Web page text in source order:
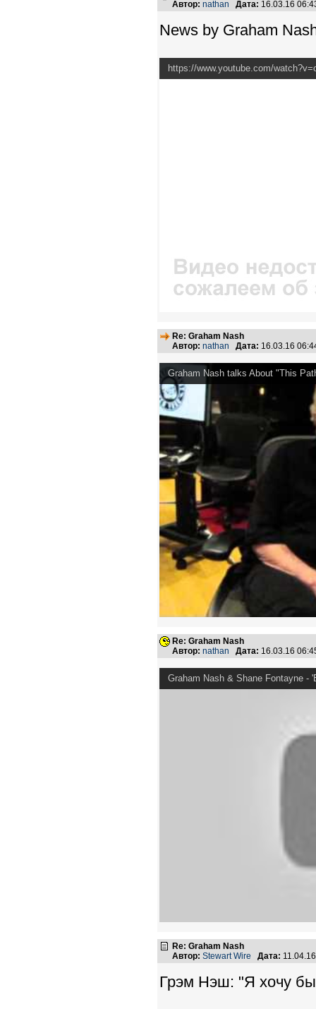
Автор: nathan Дата: 16.03.16
News by Graham
https://www.youtube.com/
Re: Graham Nash
Автор: nathan Дата: 16.03.16
Graham Nash talks About "This
Re: Graham Nash
Автор: nathan Дата: 16.03.16
Graham Nash & Shane Fontayne -
Re: Graham Nash
Автор: Stewart Wire Дата:
Грэм Нэш: "Я хочу